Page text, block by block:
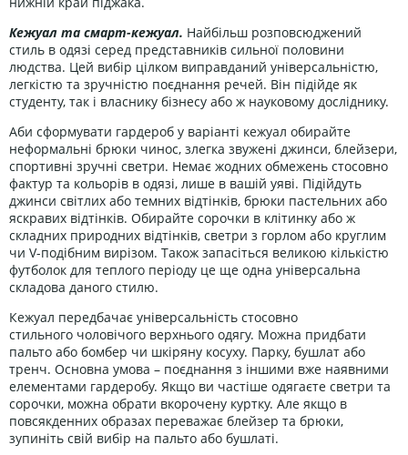
Кежуал та смарт-кежуал. Найбільш розповсюджений
стиль в одязі серед представників сильної половини
людства. Цей вибір цілком виправданий універсальністю,
легкістю та зручністю поєднання речей. Він підійде як
студенту, так і власнику бізнесу або ж науковому досліднику.
Аби сформувати гардероб у варіанті кежуал обирайте
неформальні брюки чинос, злегка звужені джинси, блейзери,
спортивні зручні светри. Немає жодних обмежень стосовно
фактур та кольорів в одязі, лише в вашій уяві. Підійдуть
джинси світлих або темних відтінків, брюки пастельних або
яскравих відтінків. Обирайте сорочки в клітинку або ж
складних природних відтінків, светри з горлом або круглим
чи V-подібним вирізом. Також запасіться великою кількістю
футболок для теплого періоду це ще одна універсальна
складова даного стилю.
Кежуал передбачає універсальність стосовно
стильного чоловічого верхнього одягу. Можна придбати
пальто або бомбер чи шкіряну косуху. Парку, бушлат або
тренч. Основна умова – поєднання з іншими вже наявними
елементами гардеробу. Якщо ви частіше одягаєте светри та
сорочки, можна обрати вкорочену куртку. Але якщо в
повсякденних образах переважає блейзер та брюки,
зупиніть свій вибір на пальто або бушлаті.